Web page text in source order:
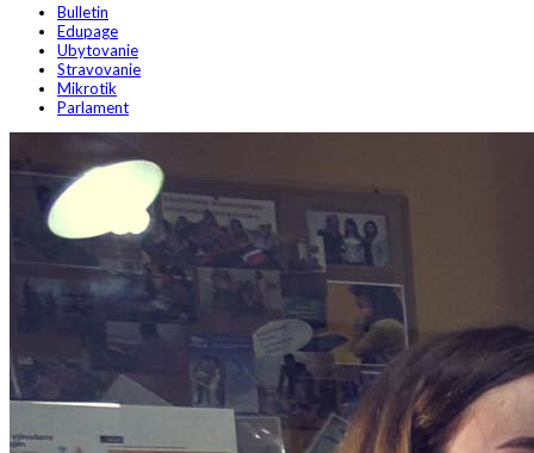
Bulletin
Edupage
Ubytovanie
Stravovanie
Mikrotik
Parlament